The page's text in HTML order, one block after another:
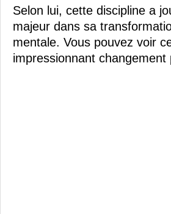
Selon lui, cette discipline a
majeur dans sa
mentale. Vous pouvez voir
impressionnant changement